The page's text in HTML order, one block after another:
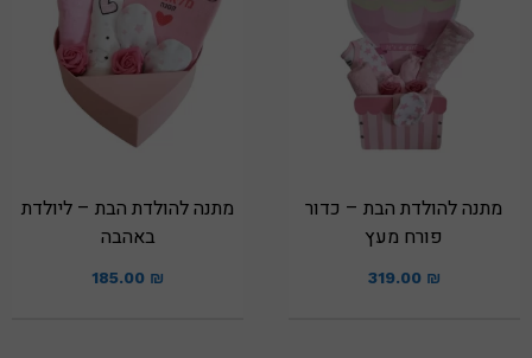
מתנה להולדת הבת – כדור
פורח מעץ
319.00 ₪
מתנה להולדת הבת – ליולדת
באהבה
185.00 ₪